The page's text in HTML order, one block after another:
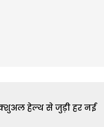
हेल्थ से जुड़ी हर नई